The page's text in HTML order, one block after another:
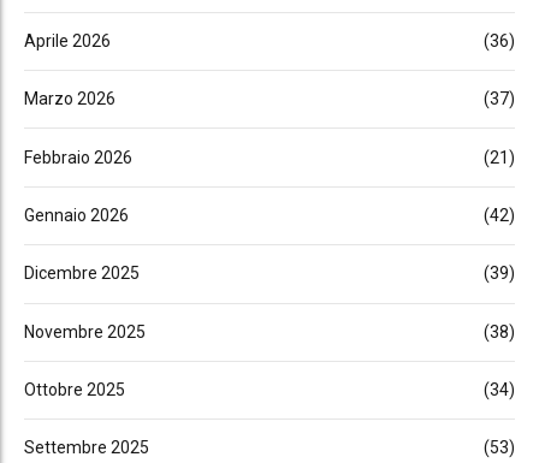
Aprile 2026 (36)
Marzo 2026 (37)
Febbraio 2026 (21)
Gennaio 2026 (42)
Dicembre 2025 (39)
Novembre 2025 (38)
Ottobre 2025 (34)
Settembre 2025 (53)